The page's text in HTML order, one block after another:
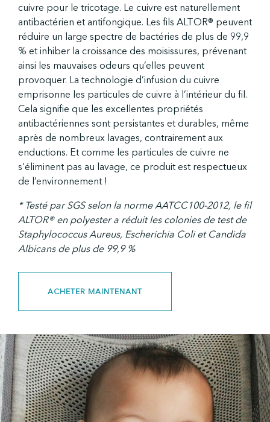
cuivre pour le tricotage. Le cuivre est naturellement
antibactérien et antifongique. Les fils ALTOR® peuvent
réduire un large spectre de bactéries de plus de 99,9
% et inhiber la croissance des moisissures, prévenant
ainsi les mauvaises odeurs qu’elles peuvent
provoquer. La technologie d’infusion du cuivre
emprisonne les particules de cuivre à l’intérieur du fil.
Cela signifie que les excellentes propriétés
antibactériennes sont persistantes et durables, même
après de nombreux lavages, contrairement aux
enductions. Et comme les particules de cuivre ne
s’éliminent pas au lavage, ce produit est respectueux
de l’environnement !
* Testé par SGS selon la norme AATCC100-2012, le fil
ALTOR® en polyester a réduit les colonies de test de
Staphylococcus Aureus, Escherichia Coli et Candida
Albicans de plus de 99,9 %
ACHETER MAINTENANT